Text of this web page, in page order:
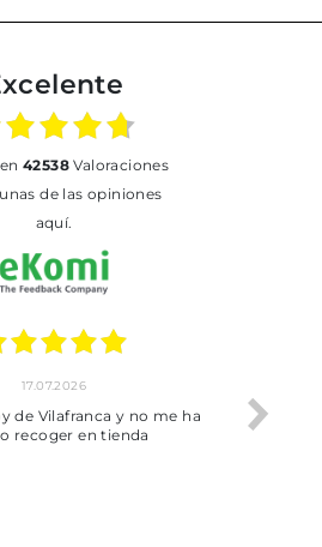
42538Valoraciones
aquí.
17.07.2026
de Vilafranca y no me ha
recoger en tienda